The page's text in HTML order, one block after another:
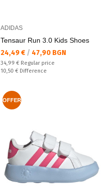
ADIDAS
Tensaur Run 3.0 Kids Shoes
Текуща цена:
24,49 € / 47,90 BGN
Regular price:
34,99 € Regular price
Спестявате:
10,50 € Difference
OFFER